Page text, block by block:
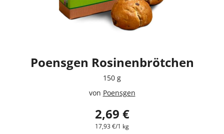
Poensgen Rosinenbrötchen
150 g
von Poensgen
2,69 €
17,93 €/1 kg